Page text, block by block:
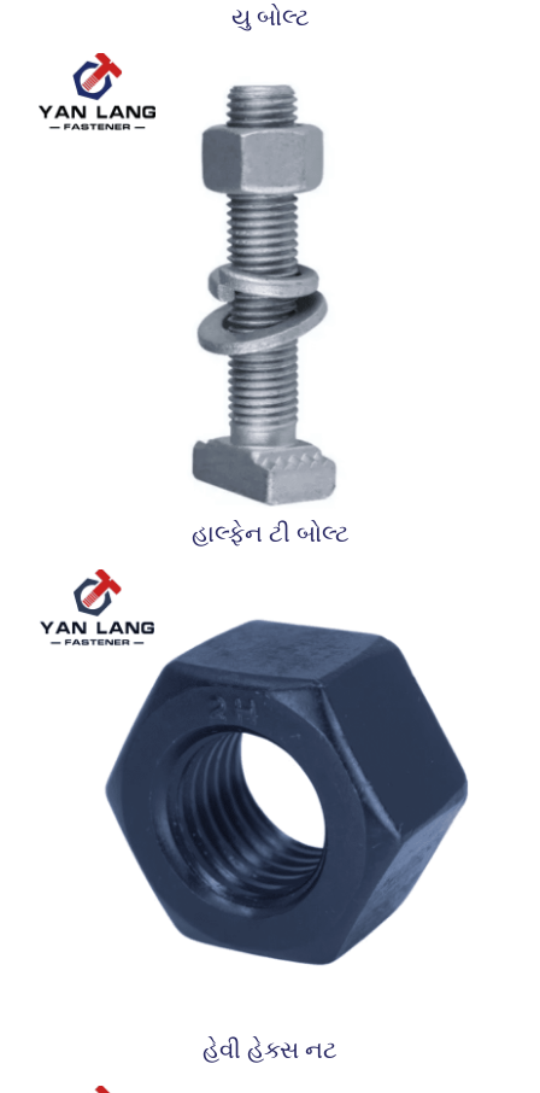
યુ બોલ્ટ
હાલ્ફેન ટી બોલ્ટ
હેવી હેક્સ નટ